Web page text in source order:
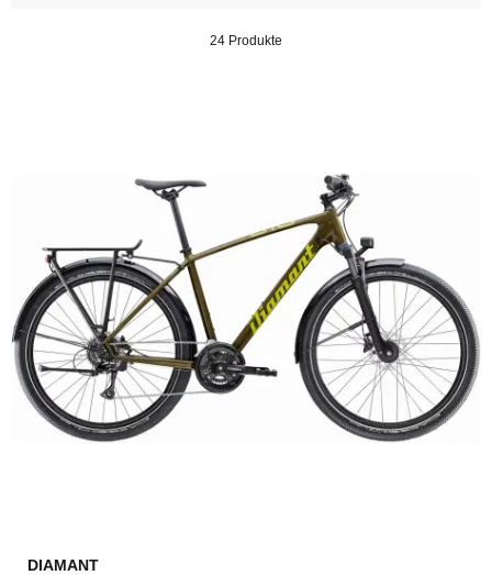
24 Produkte
DIAMANT